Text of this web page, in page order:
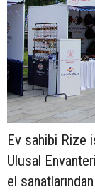
Ev sahibi Rize
Ulusal
el